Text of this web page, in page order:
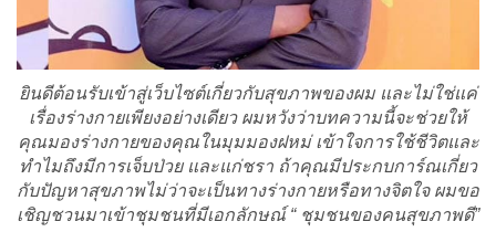
ยินดีต้อนรับเข้าสู่เว็บไซต์เกี่ยวกับสุขภาพของผม และไม่ใช่แค่
เรื่องร่างกายเพียงอย่างเดียว ผมหวังว่าบทความนี้จะช่วยให้
คุณมองร่างกายของคุณในมุมมองฝหม่ เข้าใจการใช้ชีวิตและ
ทำไมถึงมีการเจ็บป่วย และแก่ชรา ถ้าคุณมีประกบการ์ณเกี่ยว
กับปัญหาสุขภาพไม่ว่าจะเป็นทางร่างกายหรือทางจิตใจ ผมขอ
เชิญชวนมาเข้าชุมชนที่มีเอกลักษณ์ “ ชุมชนของคนสุขภาพดี”